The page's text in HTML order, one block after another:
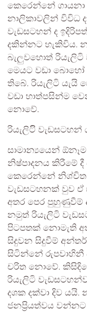
කෙරෙන්නේ
නාලිකාවලින් විවිධ
වැඩසටහන් ද
දකින්නට හැකිවිය.
බැලුවහොත්
මෙයට වඩා බොහෝ
තිබේ. රියැලිටි යැයි
වඩා හාත්පසින්ම
නොවේ.
රියැලිටිි වැඩසටහන්
සාමාන්‍යයෙන්
නිෂ්පාදනය කිරීමේ
කෙරෙන්නේ නිශ්චිත
වැඩසටහනක් වුව ඒ
අතර පෙර පුහුණුවීම්
නමුත් රියැලිටි
පිටපතක් නොමැති
සිදුවන සිදුවීම්
සිටින්නේ රුපවාහිනී
චරිත නොවේ.
රියැලිටි
දශක දක්වා දිව යයි.
ජනප්‍රියත්වය වන්නට